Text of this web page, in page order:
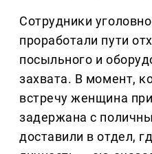
Сотрудники
проработали пути
посыльного и
захвата. В момент,
встречу женщина
задержана с
доставили в отдел,